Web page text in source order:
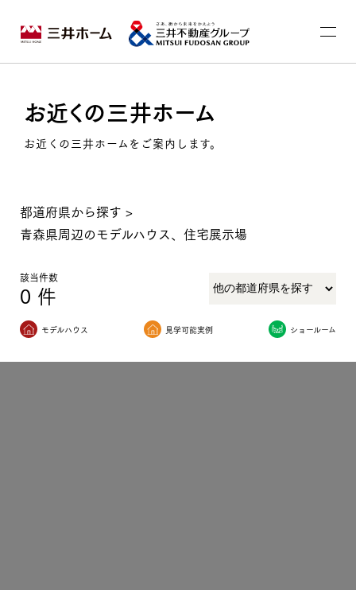
お近くの三井ホーム
お近くの三井ホームをご案内します。
都道府県から探す >
青森県周辺のモデルハウス、住宅展示場
該当件数
0 件
モデルハウス 見学可能実例 ショールーム